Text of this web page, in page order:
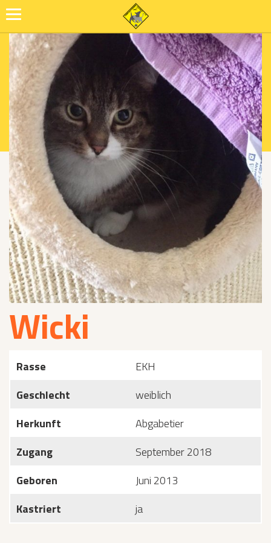
Wicki
Rasse
EKH
Geschlecht
weiblich
Herkunft
Abgabetier
Zugang
September 2018
Geboren
Juni 2013
Kastriert
ja